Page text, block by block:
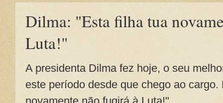
Dilma: "Esta filha tua
Luta!"
A presidenta Dilma fez hoje, o seu
este período desde que chego ao